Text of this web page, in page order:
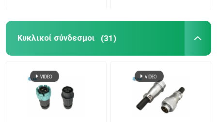
Κυκλικοί σύνδεσμοι (31)